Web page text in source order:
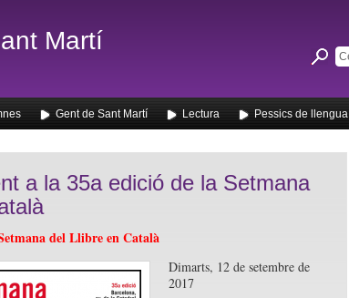
Martí
Gent de Sant Martí Lectura Pessics de llengua
a la 35a edició de la Setmana
del Llibre en Català
Dimarts, 12 de setembre de
2017